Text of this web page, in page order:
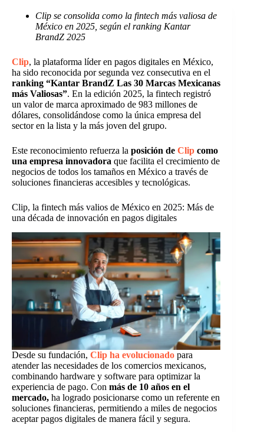
Clip se consolida como la fintech más valiosa de
México en 2025, según el ranking Kantar
BrandZ 2025
Clip, la plataforma líder en pagos digitales en México,
ha sido reconocida por segunda vez consecutiva en el
ranking “Kantar BrandZ Las 30 Marcas Mexicanas
más Valiosas”. En la edición 2025, la fintech registró
un valor de marca aproximado de 983 millones de
dólares, consolidándose como la única empresa del
sector en la lista y la más joven del grupo.
Este reconocimiento refuerza la posición de Clip como
una empresa innovadora que facilita el crecimiento de
negocios de todos los tamaños en México a través de
soluciones financieras accesibles y tecnológicas.
Clip, la fintech más valios de México en 2025: Más de
una década de innovación en pagos digitales
Desde su fundación, Clip ha evolucionado para
atender las necesidades de los comercios mexicanos,
combinando hardware y software para optimizar la
experiencia de pago. Con más de 10 años en el
mercado, ha logrado posicionarse como un referente en
soluciones financieras, permitiendo a miles de negocios
aceptar pagos digitales de manera fácil y segura.